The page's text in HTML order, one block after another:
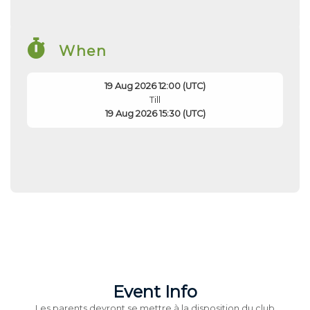
When
19 Aug 2026 12:00 (UTC)
Till
19 Aug 2026 15:30 (UTC)
Event Info